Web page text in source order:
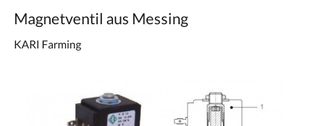
Magnetventil aus Messing
KARI Farming